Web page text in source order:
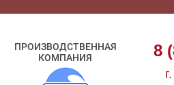
ПРОИЗВОДСТВЕННАЯ
КОМПАНИЯ
8